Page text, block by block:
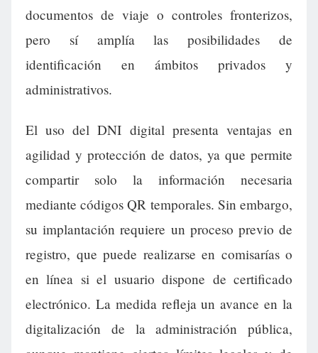
documentos de viaje o controles fronterizos,
pero sí amplía las posibilidades de
identificación en ámbitos privados y
administrativos.
El uso del DNI digital presenta ventajas en
agilidad y protección de datos, ya que permite
compartir solo la información necesaria
mediante códigos QR temporales. Sin embargo,
su implantación requiere un proceso previo de
registro, que puede realizarse en comisarías o
en línea si el usuario dispone de certificado
electrónico. La medida refleja un avance en la
digitalización de la administración pública,